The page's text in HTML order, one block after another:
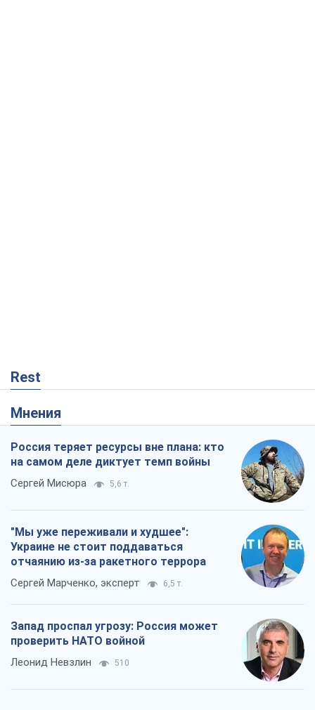
Rest
Мнения
Россия теряет ресурсы вне плана: кто
на самом деле диктует темп войны
Сергей Мисюра 5,6 т.
"Мы уже переживали и худшее":
Украине не стоит поддаваться
отчаянию из-за ракетного террора
Сергей Марченко, эксперт 6,5 т.
Запад проспал угрозу: Россия может
проверить НАТО войной
Леонид Невзлин 510